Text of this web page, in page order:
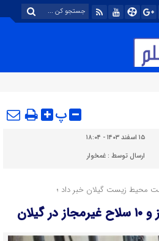
پ
۱۵ اسفند ۱۴۰۳ - ۱۸:۰۴
ارسال توسط :غمخوار
محیط زیست گیلان خبر داد ؛